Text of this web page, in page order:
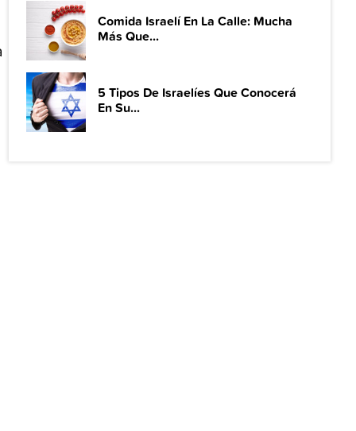
Comida Israelí En La Calle: Mucha
Más Que...
5 Tipos De Israelíes Que Conocerá
En Su...